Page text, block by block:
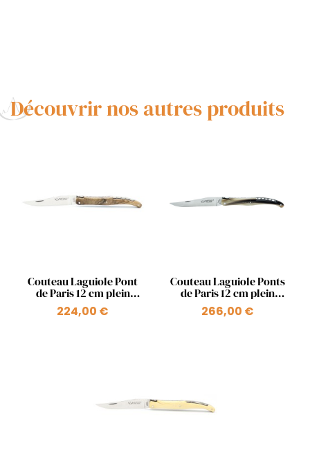
Découvrir nos autres produits
Aperçu rapide
+1
Couteau Laguiole Pont
de Paris 12 cm plein
manche en bois ressort
Pont Iéna
224,00 €
Aperçu rapide
Couteau Laguiole Ponts
de Paris 12 cm plein
manche en pointe de
corne ressort Pont des
266,00 €